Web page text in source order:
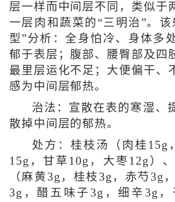
层一样而中间层不同，类似于
一层肉和蔬菜的“三明治”。
型”分析：全身怕冷、身体多
郁于表层；腹部、腰臀部及四
最里层运化不足；大便偏干、
感为中间层郁热。
治法：宣散在表的寒湿、
散掉中间层的郁热。
处方：桂枝汤（肉桂15g
15g，甘草10g，大枣12g）
（麻黄3g，桂枝3g，赤芍3g
3g，醋五味子3g，细辛3g